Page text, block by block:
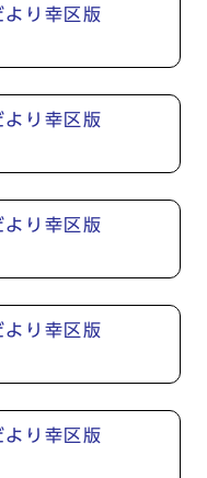
り幸区版
り幸区版
り幸区版
り幸区版
り幸区版